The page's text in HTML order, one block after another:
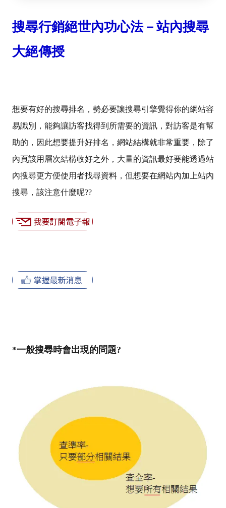
搜尋行銷絕世內功心法－站內搜尋
大絕傳授
想要有好的搜尋排名，勢必要讓搜尋引擎覺得你的網站容
易識別，能夠讓訪客找得到所需要的資訊，對訪客是有幫
助的，因此想要提升好排名，網站結構就非常重要，除了
內頁該用層次結構收好之外，大量的資訊最好要能透過站
內搜尋更方便使用者找尋資料，但想要在網站內加上站內
搜尋，該注意什麼呢??
*一般搜尋時會出現的問題?